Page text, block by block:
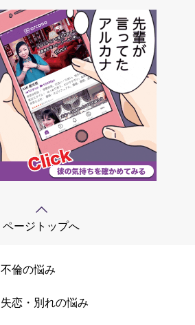
ページトップへ
不倫の悩み
失恋・別れの悩み